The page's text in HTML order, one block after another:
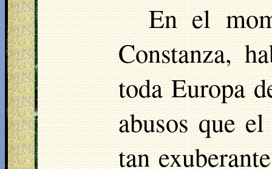
En el
Constanza,
toda Europa
abusos que
tan